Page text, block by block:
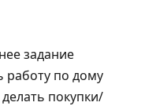
задание
по дому
покупки/